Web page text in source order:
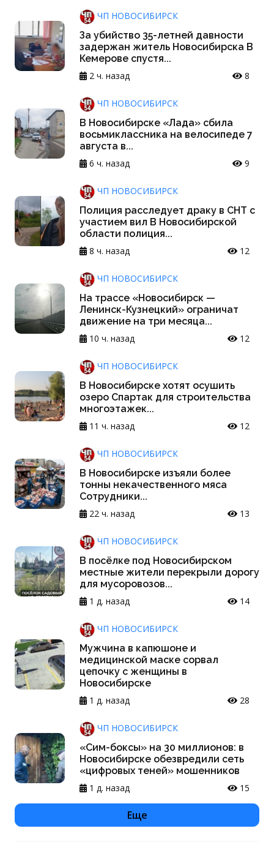
ЧП НОВОСИБИРСК
За убийство 35-летней давности
задержан житель Новосибирска В
Кемерове спустя...
2 ч. назад
8
ЧП НОВОСИБИРСК
В Новосибирске «Лада» сбила
восьмиклассника на велосипеде 7
августа в...
6 ч. назад
9
ЧП НОВОСИБИРСК
Полиция расследует драку в СНТ с
участием вил В Новосибирской
области полиция...
8 ч. назад
12
ЧП НОВОСИБИРСК
На трассе «Новосибирск —
Ленинск-Кузнецкий» ограничат
движение на три месяца...
10 ч. назад
12
ЧП НОВОСИБИРСК
В Новосибирске хотят осушить
озеро Спартак для строительства
многоэтажек...
11 ч. назад
12
ЧП НОВОСИБИРСК
В Новосибирске изъяли более
тонны некачественного мяса
Сотрудники...
22 ч. назад
13
ЧП НОВОСИБИРСК
В посёлке под Новосибирском
местные жители перекрыли дорогу
для мусоровозов...
1 д. назад
14
ЧП НОВОСИБИРСК
Мужчина в капюшоне и
медицинской маске сорвал
цепочку с женщины в
Новосибирске
1 д. назад
28
ЧП НОВОСИБИРСК
«Сим-боксы» на 30 миллионов: в
Новосибирске обезвредили сеть
«цифровых теней» мошенников
1 д. назад
15
Еще